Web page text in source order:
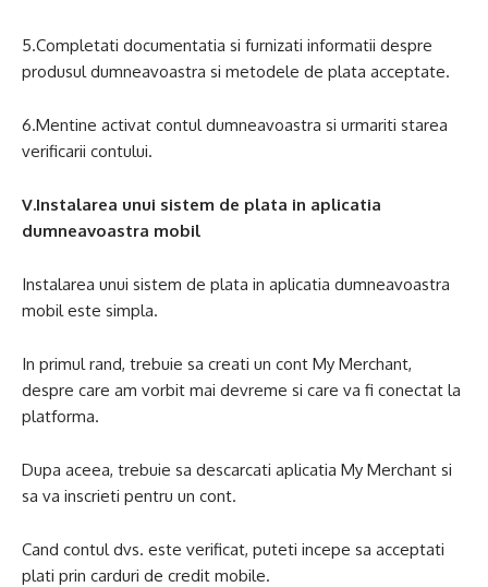
5.Completati documentatia si furnizati informatii despre
produsul dumneavoastra si metodele de plata acceptate.
6.Mentine activat contul dumneavoastra si urmariti starea
verificarii contului.
V.Instalarea unui sistem de plata in aplicatia
dumneavoastra mobil
Instalarea unui sistem de plata in aplicatia dumneavoastra
mobil este simpla.
In primul rand, trebuie sa creati un cont My Merchant,
despre care am vorbit mai devreme si care va fi conectat la
platforma.
Dupa aceea, trebuie sa descarcati aplicatia My Merchant si
sa va inscrieti pentru un cont.
Cand contul dvs. este verificat, puteti incepe sa acceptati
plati prin carduri de credit mobile.